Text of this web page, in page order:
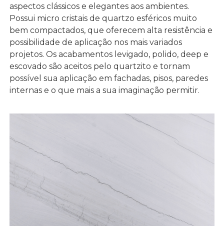
aspectos clássicos e elegantes aos ambientes.
Possui micro cristais de quartzo esféricos muito
bem compactados, que oferecem alta resistência e
possibilidade de aplicação nos mais variados
projetos. Os acabamentos levigado, polido, deep e
escovado são aceitos pelo quartzito e tornam
possível sua aplicação em fachadas, pisos, paredes
internas e o que mais a sua imaginação permitir.